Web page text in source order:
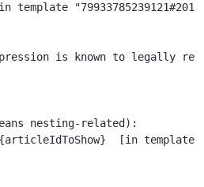
template
is known to legally refer
nesting-related):